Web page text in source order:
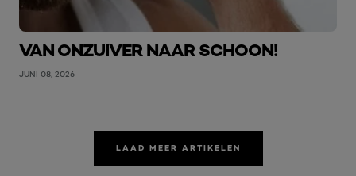
VAN ONZUIVER NAAR SCHOON!
JUNI 08, 2026
LAAD MEER ARTIKELEN